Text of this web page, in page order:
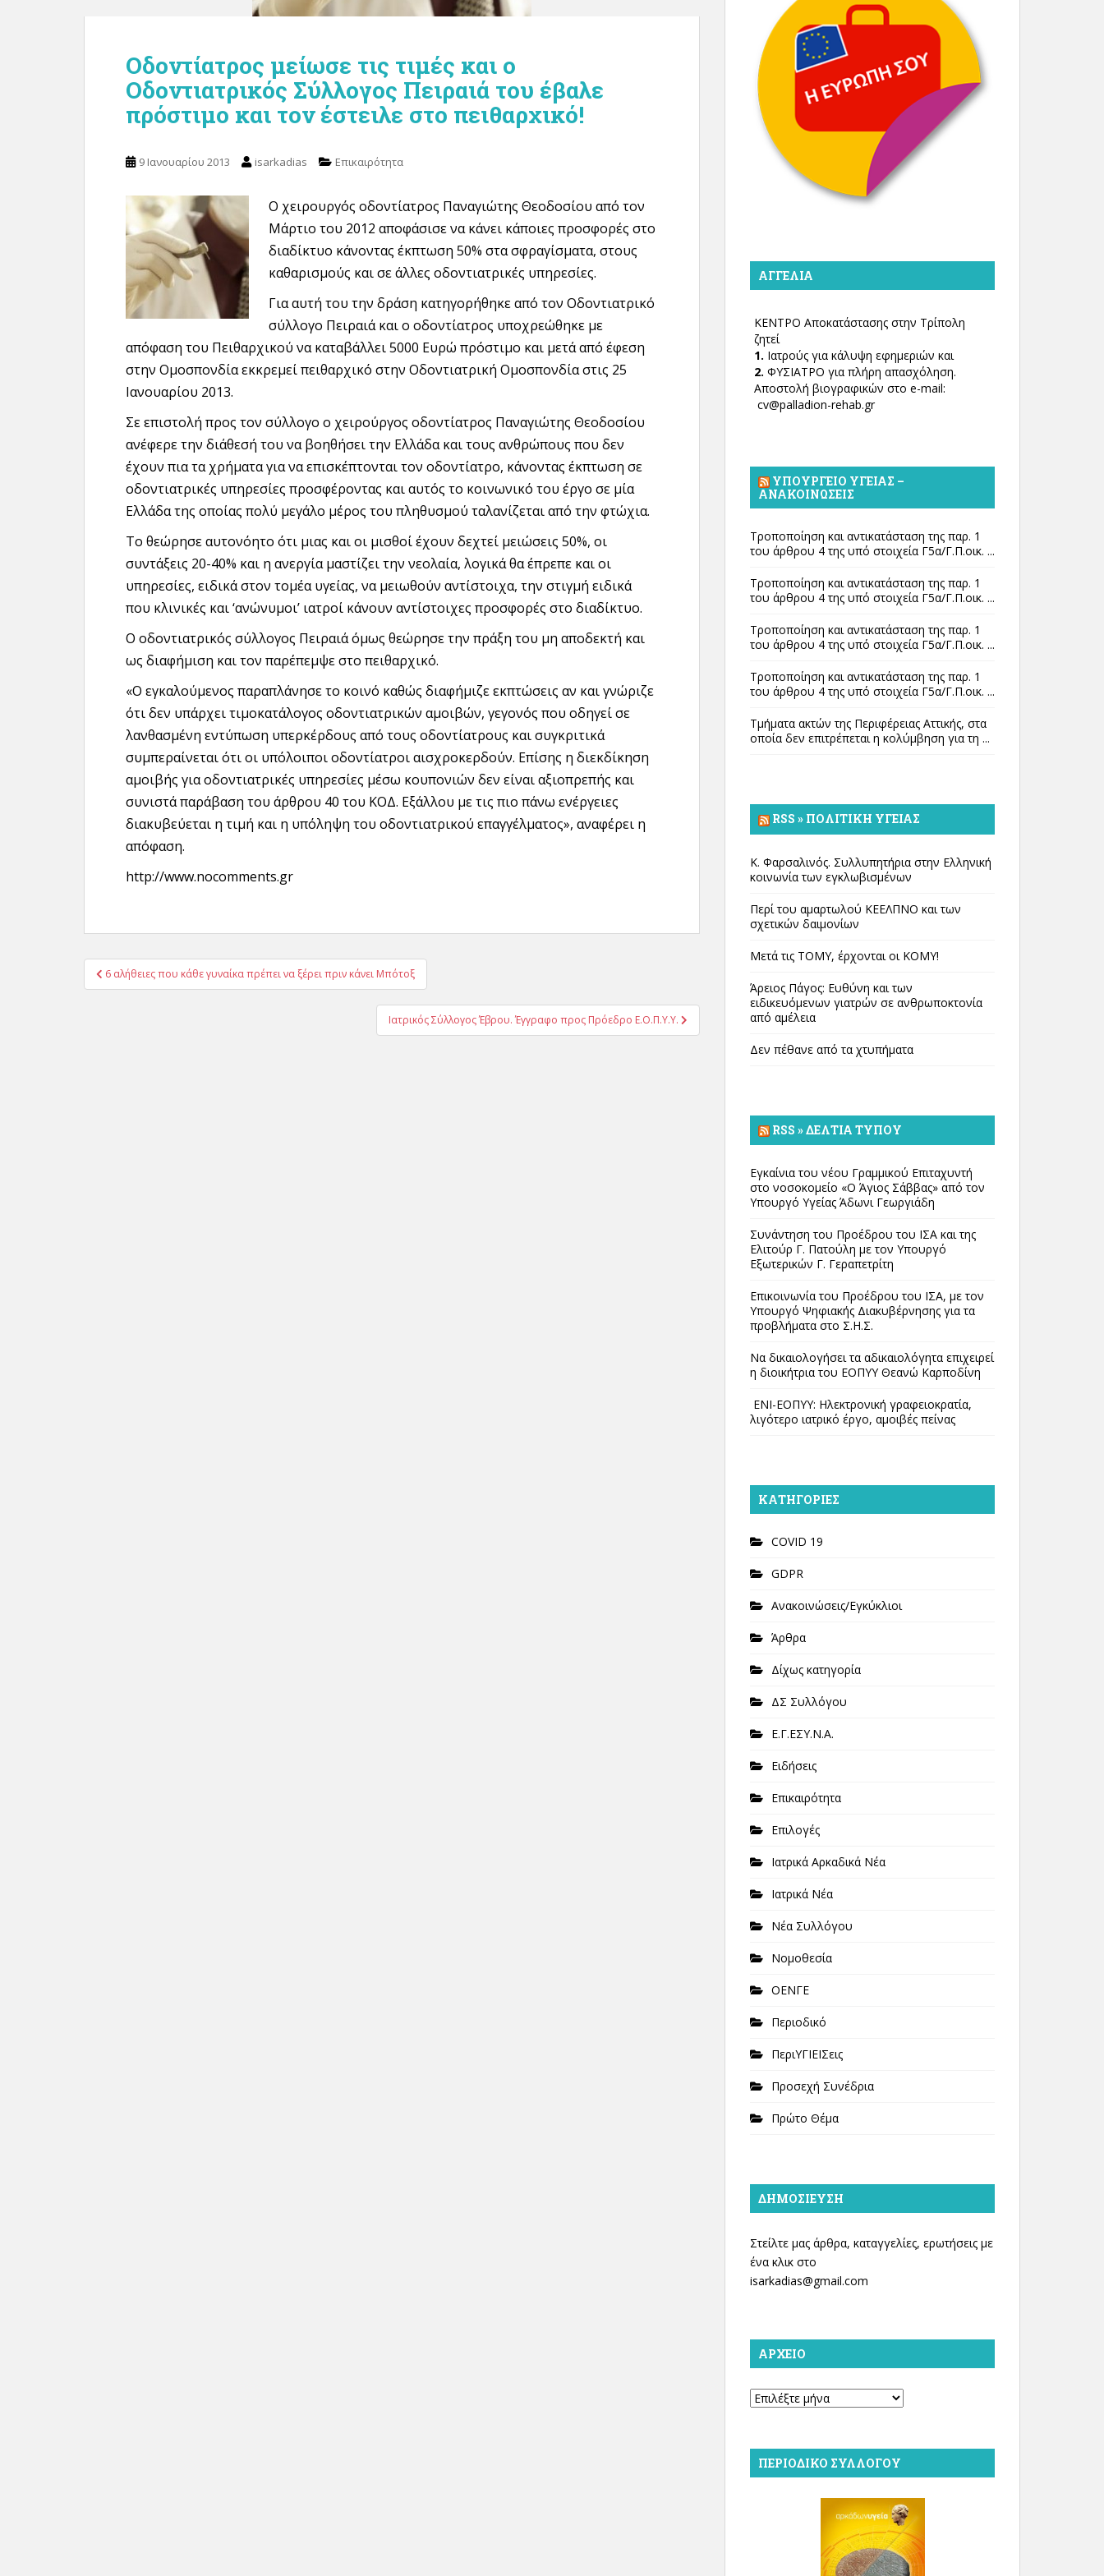
Οδοντίατρος μείωσε τις τιμές και ο
Οδοντιατρικός Σύλλογος Πειραιά του έβαλε
πρόστιμο και τον έστειλε στο πειθαρχικό!
9 Ιανουαρίου 2013 isarkadias Επικαιρότητα
Ο χειρουργός οδοντίατρος Παναγιώτης Θεοδοσίου από τον
Μάρτιο του 2012 αποφάσισε να κάνει κάποιες προσφορές στο
διαδίκτυο κάνοντας έκπτωση 50% στα σφραγίσματα, στους
καθαρισμούς και σε άλλες οδοντιατρικές υπηρεσίες.
Για αυτή του την δράση κατηγορήθηκε από τον Οδοντιατρικό
σύλλογο Πειραιά και ο οδοντίατρος υποχρεώθηκε με
απόφαση του Πειθαρχικού να καταβάλλει 5000 Ευρώ πρόστιμο και μετά από έφεση
στην Ομοσπονδία εκκρεμεί πειθαρχικό στην Οδοντιατρική Ομοσπονδία στις 25
Ιανουαρίου 2013.
Σε επιστολή προς τον σύλλογο ο χειρούργος οδοντίατρος Παναγιώτης Θεοδοσίου
ανέφερε την διάθεσή του να βοηθήσει την Ελλάδα και τους ανθρώπους που δεν
έχουν πια τα χρήματα για να επισκέπτονται τον οδοντίατρο, κάνοντας έκπτωση σε
οδοντιατρικές υπηρεσίες προσφέροντας και αυτός το κοινωνικό του έργο σε μία
Ελλάδα της οποίας πολύ μεγάλο μέρος του πληθυσμού ταλανίζεται από την φτώχια.
Το θεώρησε αυτονόητο ότι μιας και οι μισθοί έχουν δεχτεί μειώσεις 50%, οι
συντάξεις 20-40% και η ανεργία μαστίζει την νεολαία, λογικά θα έπρεπε και οι
υπηρεσίες, ειδικά στον τομέα υγείας, να μειωθούν αντίστοιχα, την στιγμή ειδικά
που κλινικές και ‘ανώνυμοι’ ιατροί κάνουν αντίστοιχες προσφορές στο διαδίκτυο.
Ο οδοντιατρικός σύλλογος Πειραιά όμως θεώρησε την πράξη του μη αποδεκτή και
ως διαφήμιση και τον παρέπεμψε στο πειθαρχικό.
«Ο εγκαλούμενος παραπλάνησε το κοινό καθώς διαφήμιζε εκπτώσεις αν και γνώριζε
ότι δεν υπάρχει τιμοκατάλογος οδοντιατρικών αμοιβών, γεγονός που οδηγεί σε
λανθασμένη εντύπωση υπερκέρδους από τους οδοντίατρους και συγκριτικά
συμπεραίνεται ότι οι υπόλοιποι οδοντίατροι αισχροκερδούν. Επίσης η διεκδίκηση
αμοιβής για οδοντιατρικές υπηρεσίες μέσω κουπονιών δεν είναι αξιοπρεπής και
συνιστά παράβαση του άρθρου 40 του ΚΟΔ. Εξάλλου με τις πιο πάνω ενέργειες
διακυβεύεται η τιμή και η υπόληψη του οδοντιατρικού επαγγέλματος», αναφέρει η
απόφαση.
http://www.nocomments.gr
Πλοήγηση
άρθρων
6 αλήθειες που κάθε γυναίκα πρέπει να ξέρει πριν κάνει Μπότοξ
Ιατρικός Σύλλογος Έβρου. Έγγραφο προς Πρόεδρο Ε.Ο.Π.Υ.Υ.
ΑΓΓΕΛΊΑ
ΚΕΝΤΡΟ Αποκατάστασης στην Τρίπολη
ζητεί
1. Ιατρούς για κάλυψη εφημεριών και
2. ΦΥΣΙΑΤΡΟ για πλήρη απασχόληση.
Αποστολή βιογραφικών στο e-mail:
cv@palladion-rehab.gr
ΥΠΟΥΡΓΕΊΟ ΥΓΕΊΑΣ –
ΑΝΑΚΟΙΝΏΣΕΙΣ
Τροποποίηση και αντικατάσταση της παρ. 1
του άρθρου 4 της υπό στοιχεία Γ5α/Γ.Π.οικ. ...
Τροποποίηση και αντικατάσταση της παρ. 1
του άρθρου 4 της υπό στοιχεία Γ5α/Γ.Π.οικ. ...
Τροποποίηση και αντικατάσταση της παρ. 1
του άρθρου 4 της υπό στοιχεία Γ5α/Γ.Π.οικ. ...
Τροποποίηση και αντικατάσταση της παρ. 1
του άρθρου 4 της υπό στοιχεία Γ5α/Γ.Π.οικ. ...
Τμήματα ακτών της Περιφέρειας Αττικής, στα
οποία δεν επιτρέπεται η κολύμβηση για τη ...
RSS » ΠΟΛΙΤΙΚΉ ΥΓΕΊΑΣ
Κ. Φαρσαλινός. Συλλυπητήρια στην Ελληνική
κοινωνία των εγκλωβισμένων
Περί του αμαρτωλού ΚΕΕΛΠΝΟ και των
σχετικών δαιμονίων
Μετά τις ΤΟΜΥ, έρχονται οι ΚΟΜΥ!
Άρειος Πάγος: Ευθύνη και των
ειδικευόμενων γιατρών σε ανθρωποκτονία
από αμέλεια
Δεν πέθανε από τα χτυπήματα
RSS » ΔΕΛΤΊΑ ΤΎΠΟΥ
Εγκαίνια του νέου Γραμμικού Επιταχυντή
στο νοσοκομείο «Ο Άγιος Σάββας» από τον
Υπουργό Υγείας Άδωνι Γεωργιάδη
Συνάντηση του Προέδρου του ΙΣΑ και της
Ελιτούρ Γ. Πατούλη με τον Υπουργό
Εξωτερικών Γ. Γεραπετρίτη
Επικοινωνία του Προέδρου του ΙΣΑ, με τον
Υπουργό Ψηφιακής Διακυβέρνησης για τα
προβλήματα στο Σ.Η.Σ.
Να δικαιολογήσει τα αδικαιολόγητα επιχειρεί
η διοικήτρια του ΕΟΠΥΥ Θεανώ Καρποδίνη
ΕΝΙ-ΕΟΠΥΥ: Ηλεκτρονική γραφειοκρατία,
λιγότερο ιατρικό έργο, αμοιβές πείνας
KΑΤΗΓΟΡΊΕΣ
COVID 19
GDPR
Ανακοινώσεις/Εγκύκλιοι
Άρθρα
Δίχως κατηγορία
ΔΣ Συλλόγου
Ε.Γ.ΕΣΥ.Ν.Α.
Ειδήσεις
Επικαιρότητα
Επιλογές
Ιατρικά Αρκαδικά Νέα
Ιατρικά Νέα
Νέα Συλλόγου
Νομοθεσία
ΟΕΝΓΕ
Περιοδικό
ΠεριΥΓΙΕΙΣεις
Προσεχή Συνέδρια
Πρώτο Θέμα
ΔΗΜΟΣΊΕΥΣΗ
Στείλτε μας άρθρα, καταγγελίες, ερωτήσεις με
ένα κλικ στο
isarkadias@gmail.com
ΑΡΧΕΊΟ
Αρχείο
ΠΕΡΙΟΔΙΚΌ ΣΥΛΛΌΓΟΥ